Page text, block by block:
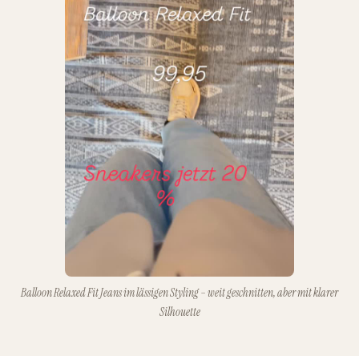
Balloon Relaxed Fit Jeans im lässigen Styling – weit geschnitten, aber mit klarer
Silhouette